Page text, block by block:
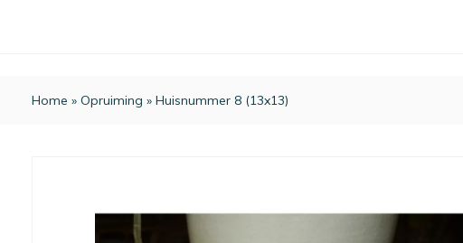
Home » Opruiming » Huisnummer 8 (13x13)